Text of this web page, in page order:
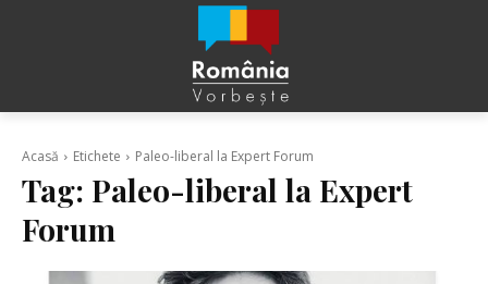
Acasă Etichete Paleo-liberal la Expert Forum
Tag: Paleo-liberal la Expert
Forum